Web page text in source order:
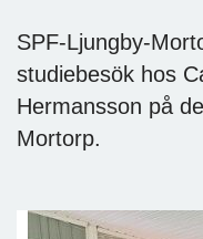
SPF-Ljungby-
studiebesök hos
Hermansson på
Mortorp.